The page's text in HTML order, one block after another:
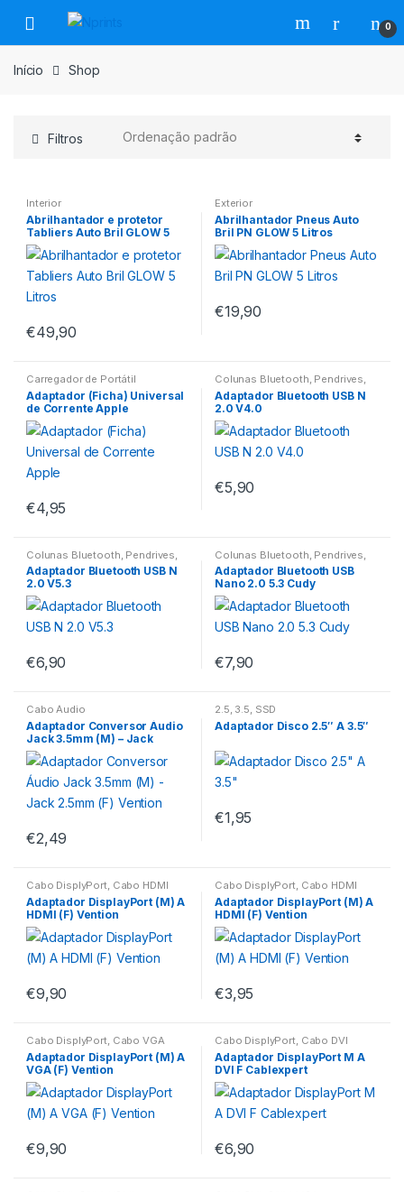
para
navegação
para
o
conteúdo
0
Início Shop
Filtros
Interior
Abrilhantador e protetor
Tabliers Auto Bril GLOW 5
Litros
€49,90
Exterior
Abrilhantador Pneus Auto
Bril PN GLOW 5 Litros
€19,90
Carregador de Portátil
Adaptador (Ficha) Universal
de Corrente Apple
€4,95
Colunas Bluetooth, Pendrives,
Ratos, Ratos Gaming
Adaptador Bluetooth USB N
2.0 V4.0
€5,90
Colunas Bluetooth Pendrives
Ratos, Ratos Gaming
Adaptador Bluetooth USB N
2.0 V5.3
€6,90
Colunas Bluetooth Pendrives
Ratos, Teclados
Adaptador Bluetooth USB
Nano 2.0 5.3 Cudy
€7,90
Cabo Áudio
Adaptador Conversor Áudio
Jack 3.5mm (M) – Jack
2.5mm (F) Vention
€2,49
2.5, 3.5, SSD
Adaptador Disco 2.5″ A 3.5″
€1,95
Cabo DisplyPort, Cabo HDMI
Adaptador DisplayPort (M) A
HDMI (F) Vention
€9,90
Cabo DisplyPort, Cabo HDMI
Adaptador DisplayPort (M) A
HDMI (F) Vention
€3,95
Cabo DisplyPort, Cabo VGA
Adaptador DisplayPort (M) A
VGA (F) Vention
€9,90
Cabo DisplyPort, Cabo DVI
Adaptador DisplayPort M A
DVI F Cablexpert
€6,90